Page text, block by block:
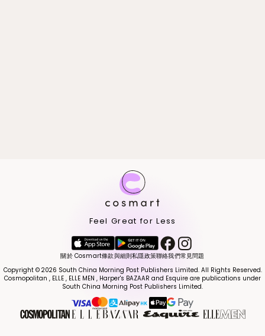
Feel Great for Less
關於 Cosmart條款與細則私隱政策聯絡我們常見問題
Copyright © 2026 South China Morning Post Publishers Limited. All Rights Reserved.
Cosmopolitan , ELLE , ELLE MEN , Harper's BAZAAR and Esquire are publications under
South China Morning Post Publishers Limited.